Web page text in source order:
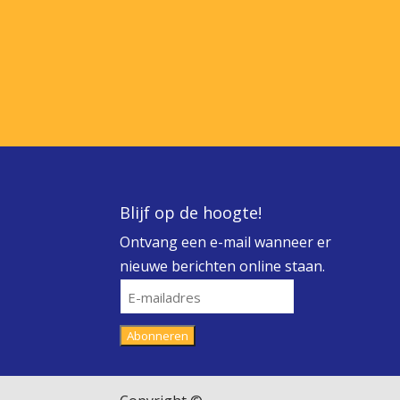
Blijf op de hoogte!
Ontvang een e-mail wanneer er
nieuwe berichten online staan.
E-
mailadres
Abonneren